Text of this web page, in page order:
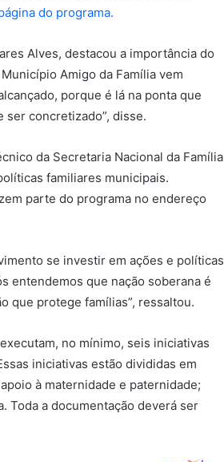
do programa.
Alves, destacou a importância do
Amigo da Família vem
porque é lá na ponta que
ser concretizado”, disse.
da Secretaria Nacional da Família
familiares municipais.
parte do programa no endereço
se investir em ações e políticas
entendemos que nação soberana é
que protege famílias”, ressaltou.
no mínimo, seis iniciativas
iniciativas estão divididas em
à maternidade e paternidade;
Toda a documentação deverá ser